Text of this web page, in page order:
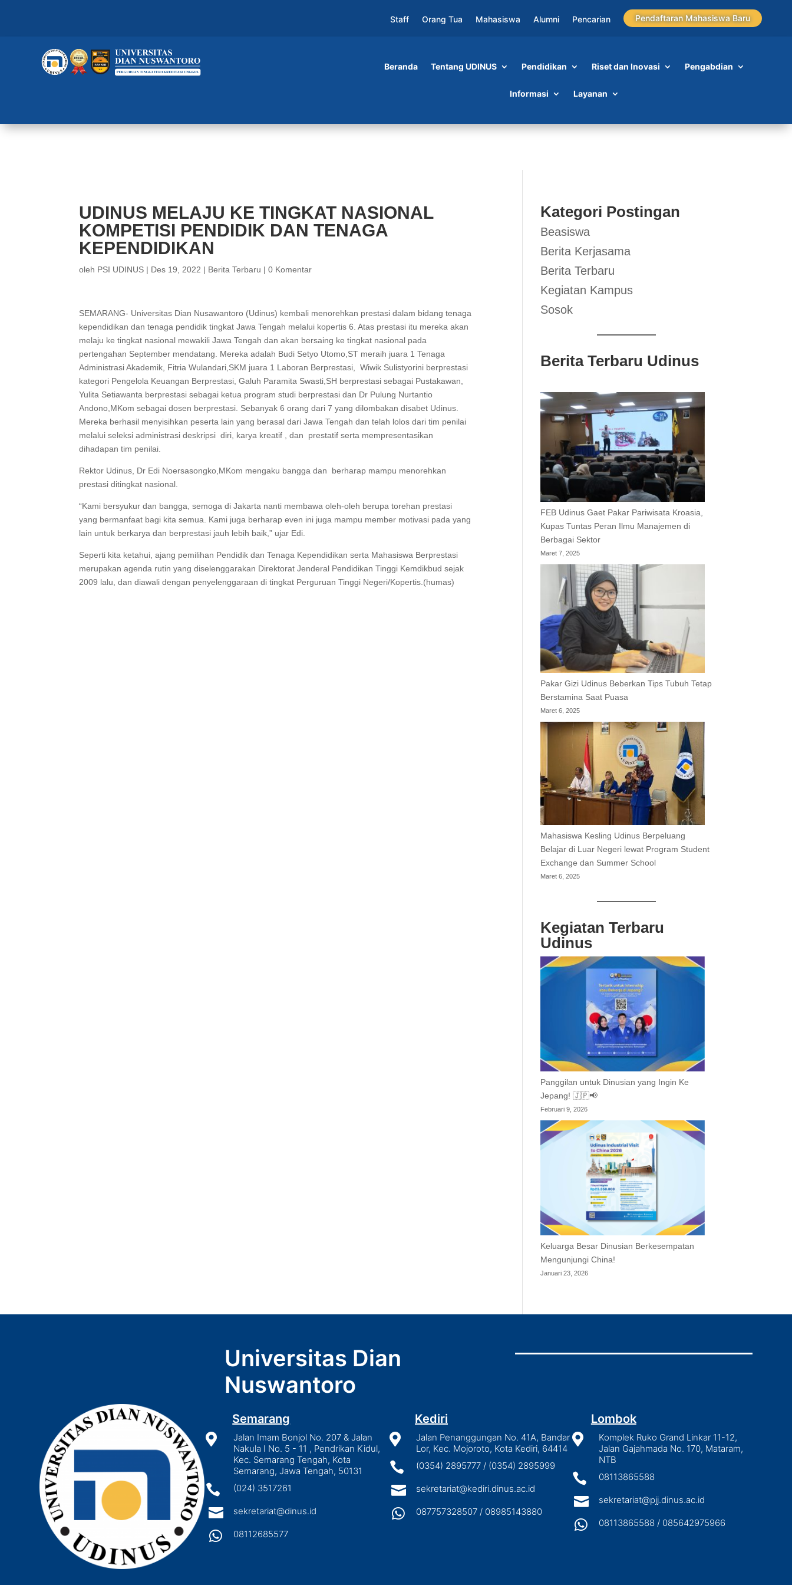
Staff Orang Tua Mahasiswa Alumni Pencarian Pendaftaran Mahasiswa Baru
Beranda Tentang UDINUS Pendidikan Riset dan Inovasi Pengabdian
Informasi Layanan
UDINUS MELAJU KE TINGKAT NASIONAL
KOMPETISI PENDIDIK DAN TENAGA
KEPENDIDIKAN
oleh PSI UDINUS | Des 19, 2022 | Berita Terbaru |0 Komentar
SEMARANG- Universitas Dian Nusawantoro (Udinus) kembali menorehkan prestasi dalam bidang tenaga
kependidikan dan tenaga pendidik tingkat Jawa Tengah melalui kopertis 6. Atas prestasi itu mereka akan
melaju ke tingkat nasional mewakili Jawa Tengah dan akan bersaing ke tingkat nasional pada
pertengahan September mendatang. Mereka adalah Budi Setyo Utomo,ST meraih juara 1 Tenaga
Administrasi Akademik, Fitria Wulandari,SKM juara 1 Laboran Berprestasi, Wiwik Sulistyorini berprestasi
kategori Pengelola Keuangan Berprestasi, Galuh Paramita Swasti,SH berprestasi sebagai Pustakawan,
Yulita Setiawanta berprestasi sebagai ketua program studi berprestasi dan Dr Pulung Nurtantio
Andono,MKom sebagai dosen berprestasi. Sebanyak 6 orang dari 7 yang dilombakan disabet Udinus.
Mereka berhasil menyisihkan peserta lain yang berasal dari Jawa Tengah dan telah lolos dari tim penilai
melalui seleksi administrasi deskripsi diri, karya kreatif , dan prestatif serta mempresentasikan
dihadapan tim penilai.
Rektor Udinus, Dr Edi Noersasongko,MKom mengaku bangga dan berharap mampu menorehkan
prestasi ditingkat nasional.
“Kami bersyukur dan bangga, semoga di Jakarta nanti membawa oleh-oleh berupa torehan prestasi
yang bermanfaat bagi kita semua. Kami juga berharap even ini juga mampu member motivasi pada yang
lain untuk berkarya dan berprestasi jauh lebih baik,” ujar Edi.
Seperti kita ketahui, ajang pemilihan Pendidik dan Tenaga Kependidikan serta Mahasiswa Berprestasi
merupakan agenda rutin yang diselenggarakan Direktorat Jenderal Pendidikan Tinggi Kemdikbud sejak
2009 lalu, dan diawali dengan penyelenggaraan di tingkat Perguruan Tinggi Negeri/Kopertis.(humas)
Kategori Postingan
Beasiswa
Berita Kerjasama
Berita Terbaru
Kegiatan Kampus
Sosok
Berita Terbaru Udinus
FEB Udinus Gaet Pakar Pariwisata Kroasia,
Kupas Tuntas Peran Ilmu Manajemen di
Berbagai Sektor
Maret 7, 2025
Pakar Gizi Udinus Beberkan Tips Tubuh Tetap
Berstamina Saat Puasa
Maret 6, 2025
Mahasiswa Kesling Udinus Berpeluang
Belajar di Luar Negeri lewat Program Student
Exchange dan Summer School
Maret 6, 2025
Kegiatan Terbaru
Udinus
Panggilan untuk Dinusian yang Ingin Ke
Jepang! 🇯🇵📢
Februari 9, 2026
Keluarga Besar Dinusian Berkesempatan
Mengunjungi China!
Januari 23, 2026
Universitas Dian
Nuswantoro
Semarang

Jalan Imam Bonjol No. 207 & Jalan
Nakula I No. 5 - 11 , Pendrikan Kidul,
Kec. Semarang Tengah, Kota
Semarang, Jawa Tengah, 50131
 (024) 3517261
 sekretariat@dinus.id
 08112685577
Kediri

Jalan Penanggungan No. 41A, Bandar
Lor, Kec. Mojoroto, Kota Kediri, 64414
 (0354) 2895777 / (0354) 2895999
 sekretariat@kediri.dinus.ac.id
 087757328507 / 08985143880
Lombok

Komplek Ruko Grand Linkar 11-12,
Jalan Gajahmada No. 170, Mataram,
NTB
 08113865588
 sekretariat@pjj.dinus.ac.id
 08113865588 / 085642975966